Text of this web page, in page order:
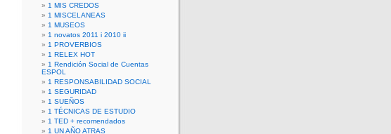
1 MIS CREDOS
1 MISCELANEAS
1 MUSEOS
1 novatos 2011 i 2010 ii
1 PROVERBIOS
1 RELEX HOT
1 Rendición Social de Cuentas
ESPOL
1 RESPONSABILIDAD SOCIAL
1 SEGURIDAD
1 SUEÑOS
1 TÉCNICAS DE ESTUDIO
1 TED + recomendados
1 UN AÑO ATRAS